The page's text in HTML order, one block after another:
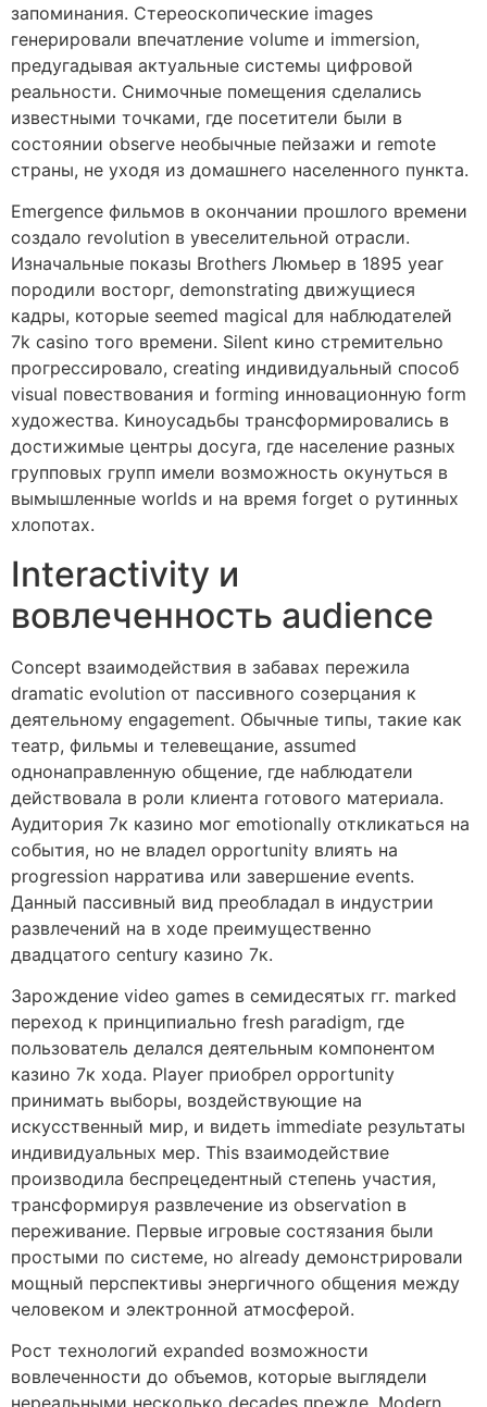
запоминания. Стереоскопические images
генерировали впечатление volume и immersion,
предугадывая актуальные системы цифровой
реальности. Снимочные помещения сделались
известными точками, где посетители были в
состоянии observe необычные пейзажи и remote
страны, не уходя из домашнего населенного пункта.
Emergence фильмов в окончании прошлого времени
создало revolution в увеселительной отрасли.
Изначальные показы Brothers Люмьер в 1895 year
породили восторг, demonstrating движущиеся
кадры, которые seemed magical для наблюдателей
7k casino того времени. Silent кино стремительно
прогрессировало, creating индивидуальный способ
visual повествования и forming инновационную form
художества. Киноусадьбы трансформировались в
достижимые центры досуга, где население разных
групповых групп имели возможность окунуться в
вымышленные worlds и на время forget о рутинных
хлопотах.
Interactivity и
вовлеченность audience
Concept взаимодействия в забавах пережила
dramatic evolution от пассивного созерцания к
деятельному engagement. Обычные типы, такие как
театр, фильмы и телевещание, assumed
однонаправленную общение, где наблюдатели
действовала в роли клиента готового материала.
Аудитория 7к казино мог emotionally откликаться на
события, но не владел opportunity влиять на
progression нарратива или завершение events.
Данный пассивный вид преобладал в индустрии
развлечений на в ходе преимущественно
двадцатого century казино 7к.
Зарождение video games в семидесятых гг. marked
переход к принципиально fresh paradigm, где
пользователь делался деятельным компонентом
казино 7к хода. Player приобрел opportunity
принимать выборы, воздействующие на
искусственный мир, и видеть immediate результаты
индивидуальных мер. This взаимодействие
производила беспрецедентный степень участия,
трансформируя развлечение из observation в
переживание. Первые игровые состязания были
простыми по системе, но already демонстрировали
мощный перспективы энергичного общения между
человеком и электронной атмосферой.
Рост технологий expanded возможности
вовлеченности до объемов, которые выглядели